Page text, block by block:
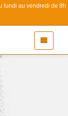
lundi au vendredi de 8h